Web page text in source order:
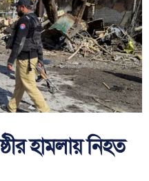
হামলায় নিহত